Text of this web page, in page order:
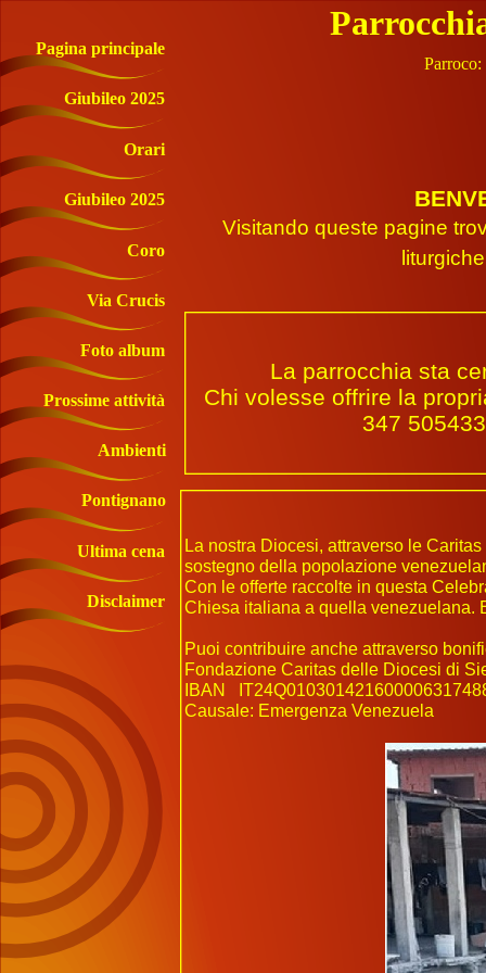
Giubileo 2025
Pagina principale
Orari
Coro
Giubileo 2025
Via Crucis
Foto album
Prossime attività
Ambienti
Pontignano
Ultima cena
Disclaimer
Visitando queste pagine
La parrocchia sta
Chi volesse offrire la
347
La nostra Diocesi, attraverso le
sostegno della popolazione
Con le offerte raccolte in questa
Chiesa italiana a quella venezuelana.
Puoi contribuire anche attraverso
Fondazione Caritas delle Diocesi di
IBAN
Causale: Emergenza Venezuela